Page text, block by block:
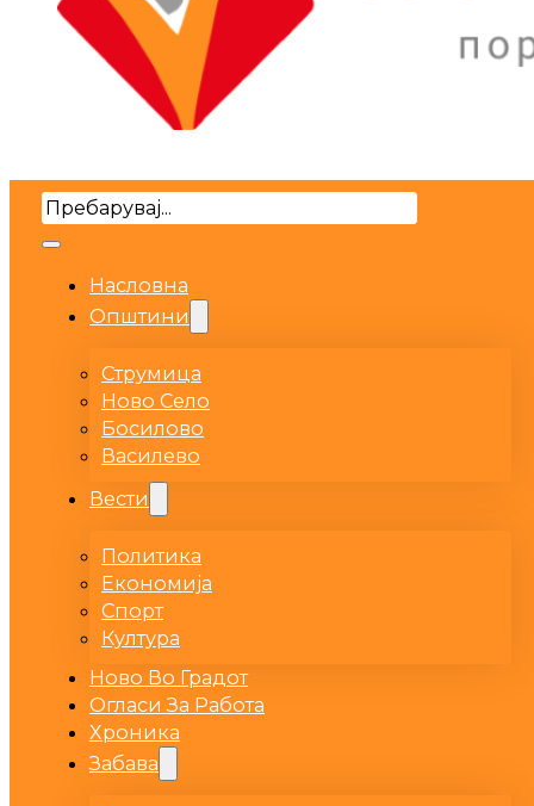
Search
Насловна
Општини
Струмица
Ново Село
Босилово
Василево
Вести
Политика
Економија
Спорт
Култура
Ново Во Градот
Огласи За Работа
Хроника
Забава